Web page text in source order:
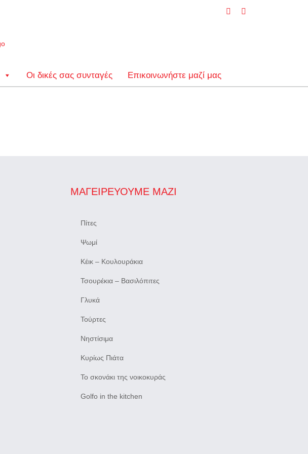
Facebook
Οι δικές σας συνταγές Επικοινωνήστε μαζί μας
ΜΑΓΕΙΡΕΎΟΥΜΕ ΜΑΖΊ
Πίτες
Ψωμί
Κέικ – Κουλουράκια
Τσουρέκια – Βασιλόπιτες
Γλυκά
Τούρτες
Νηστίσιμα
Κυρίως Πιάτα
Το σκονάκι της νοικοκυράς
Golfo in the kitchen